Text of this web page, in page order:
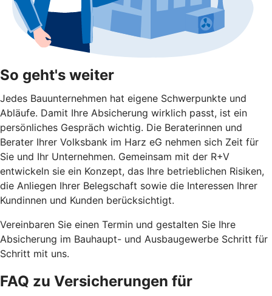
So geht's weiter
Jedes Bauunternehmen hat eigene Schwerpunkte und
Abläufe. Damit Ihre Absicherung wirklich passt, ist ein
persönliches Gespräch wichtig. Die Beraterinnen und
Berater Ihrer Volksbank im Harz eG nehmen sich Zeit für
Sie und Ihr Unternehmen. Gemeinsam mit der R+V
entwickeln sie ein Konzept, das Ihre betrieblichen Risiken,
die Anliegen Ihrer Belegschaft sowie die Interessen Ihrer
Kundinnen und Kunden berücksichtigt.
Vereinbaren Sie einen Termin und gestalten Sie Ihre
Absicherung im Bauhaupt- und Ausbaugewerbe Schritt für
Schritt mit uns.
FAQ zu Versicherungen für